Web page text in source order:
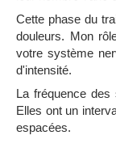
Cette phase du
douleurs. Mon
votre système
d'intensité.
La fréquence des
Elles ont un
espacées.